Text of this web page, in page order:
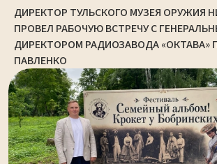
ДИРЕКТОР ТУЛЬСКОГО МУЗЕЯ ОРУЖИЯ
ПРОВЕЛ РАБОЧУЮ ВСТРЕЧУ С
ДИРЕКТОРОМ РАДИОЗАВОДА «ОКТАВА»
ПАВЛЕНКО